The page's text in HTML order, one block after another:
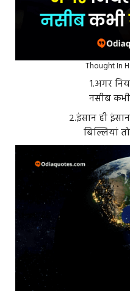
Thought In
1.अगर
नसीब कभी
२.इंसान ही
बिल्लियां